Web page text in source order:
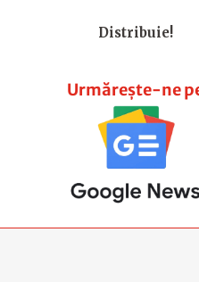
Distribuie!
Urmărește-ne